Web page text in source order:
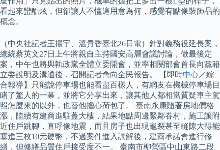
看起來蠻酷炫，但卻讓人不懂這用意為何，感覺有點像裝飾品的
概念。
（中央社記者王揚宇、溫貴香臺北26日電）針對義務役延長案，
總統蔡英文27日上午將親自主持國安高層會議討論，做最後定
案，中午也將與執政黨全體立委開會，並率相關部會首長向黨籍
立委說明及溝通後，召開記者會向全民報告。 【即時中心 ／綜
合報導】只能說停車場也能看盡百樣人，有網友在機械停車場目
睹了驚人的一幕，並將它分享出來，讓其他人都相當質疑車主駕
照怎麼來的以外，也替他擔心荷包了。 臺南永康隨著房地價格
漲，陸續有建商進駐蓋大樓，結果地點周邊緊鄰眷村，施工讓附
近住戶跳腳，直呼像地震，而且房子也出現龜裂甚至縫隙大得能
塞進三枚10元硬幣，不過案件進入調解後，建商承諾會進行修
繕，但修繕品質住戶接受度不一。 臺南市柳營區中山東路二段